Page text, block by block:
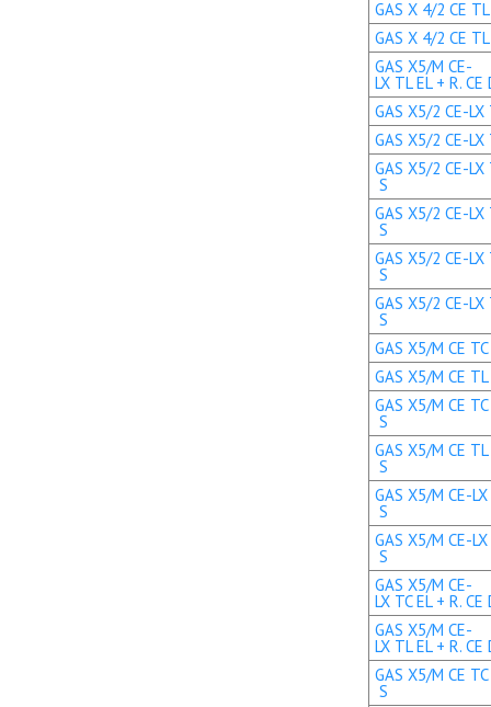
GAS X 4/2 CE
GAS X 4/2 CE
GAS X5/M CE-
LX TL EL + R.
GAS X5/2 CE-LX
GAS X5/2 CE-LX
GAS X5/2 CE-
S
GAS X5/2 CE-
S
GAS X5/2 CE-
S
GAS X5/2 CE-
S
GAS X5/M CE
GAS X5/M CE TL
GAS X5/M CE
S
GAS X5/M CE
S
GAS X5/M CE-
S
GAS X5/M CE-
S
GAS X5/M CE-
LX TC EL + R.
GAS X5/M CE-
LX TL EL + R.
GAS X5/M CE
S